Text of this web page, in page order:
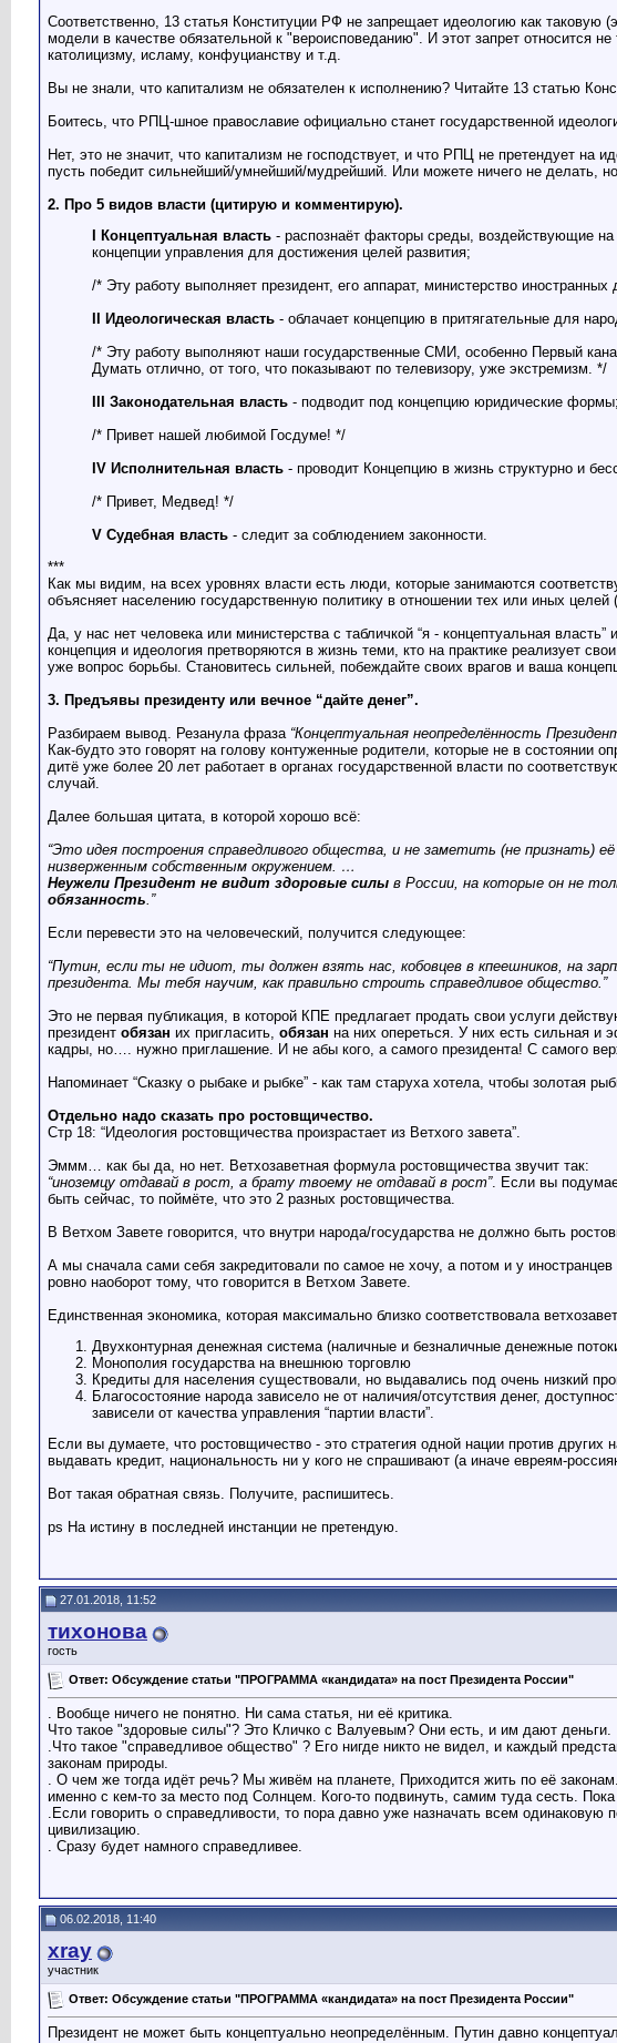
Соответственно, 13 статья Конституции РФ не запрещает идеологию как
модели в качестве обязательной к "вероисповеданию". И этот запрет относится
католицизму, исламу, конфуцианству и т.д.
Вы не знали, что капитализм не обязателен к исполнению? Читайте 13 статью
Боитесь, что РПЦ-шное православие официально станет государственной
Нет, это не значит, что капитализм не господствует, и что РПЦ не претендует
пусть победит сильнейший/умнейший/мудрейший. Или можете ничего не делать,
2. Про 5 видов власти (цитирую и комментирую).
I Концептуальная власть - распознаёт факторы среды, воздействующие
концепции управления для достижения целей развития;
/* Эту работу выполняет президент, его аппарат, министерство
II Идеологическая власть - облачает концепцию в притягательные для
/* Эту работу выполняют наши государственные СМИ, особенно Первый
Думать отлично, от того, что показывают по телевизору, уже экстремизм. */
III Законодательная власть - подводит под концепцию юридические формы;
/* Привет нашей любимой Госдуме! */
IV Исполнительная власть - проводит Концепцию в жизнь структурно и
/* Привет, Медвед! */
V Судебная власть - следит за соблюдением законности.
***
Как мы видим, на всех уровнях власти есть люди, которые занимаются
объясняет населению государственную политику в отношении тех или иных целей
Да, у нас нет человека или министерства с табличкой “я - концептуальная
концепция и идеология претворяются в жизнь теми, кто на практике реализует
уже вопрос борьбы. Становитесь сильней, побеждайте своих врагов и ваша
3. Предъявы президенту или вечное “дайте денег”.
Разбираем вывод. Резанула фраза “Концептуальная неопределённость
Как-будто это говорят на голову контуженные родители, которые не в состоянии
дитё уже более 20 лет работает в органах государственной власти по
случай.
Далее большая цитата, в которой хорошо всё:
“Это идея построения справедливого общества, и не заметить (не
низверженным собственным окружением. …
Неужели Президент не видит здоровые силы в России, на которые он не
обязанность .”
Если перевести это на человеческий, получится следующее:
“Путин, если ты не идиот, ты должен взять нас, кобовцев в кпеешников, на
президента. Мы тебя научим, как правильно строить справедливое общество.”
Это не первая публикация, в которой КПЕ предлагает продать свои услуги
президент обязан их пригласить, обязан на них опереться. У них есть сильная и
кадры, но…. нужно приглашение. И не абы кого, а самого президента! С самого
Напоминает “Сказку о рыбаке и рыбке” - как там старуха хотела, чтобы золотая
Отдельно надо сказать про ростовщичество.
Стр 18: “Идеология ростовщичества произрастает из Ветхого завета”.
Эммм… как бы да, но нет. Ветхозаветная формула ростовщичества звучит так:
“иноземцу отдавай в рост, а брату твоему не отдавай в рост”. Если вы
быть сейчас, то поймёте, что это 2 разных ростовщичества.
В Ветхом Завете говорится, что внутри народа/государства не должно быть
А мы сначала сами себя закредитовали по самое не хочу, а потом и у
ровно наоборот тому, что говорится в Ветхом Завете.
Единственная экономика, которая максимально близко соответствовала
Двухконтурная денежная система (наличные и безналичные денежные
Монополия государства на внешнюю торговлю
Кредиты для населения существовали, но выдавались под очень низкий
Благосостояние народа зависело не от наличия/отсутствия денег,
зависели от качества управления “партии власти”.
Если вы думаете, что ростовщичество - это стратегия одной нации против
выдавать кредит, национальность ни у кого не спрашивают (а иначе евреям-
Вот такая обратная связь. Получите, распишитесь.
ps На истину в последней инстанции не претендую.
27.01.2018, 11:52
тихонова
гость
Ответ: Обсуждение статьи "ПРОГРАММА «кандидата» на пост Президента России"
. Вообще ничего не понятно. Ни сама статья, ни её критика.
Что такое "здоровые силы"? Это Кличко с Валуевым? Они есть, и им дают деньги.
.Что такое "справедливое общество" ? Его нигде никто не видел, и каждый
законам природы.
. О чем же тогда идёт речь? Мы живём на планете, Приходится жить по её
именно с кем-то за место под Солнцем. Кого-то подвинуть, самим туда сесть. Пока
.Если говорить о справедливости, то пора давно уже назначать всем
цивилизацию.
. Сразу будет намного справедливее.
06.02.2018, 11:40
xray
участник
Ответ: Обсуждение статьи "ПРОГРАММА «кандидата» на пост Президента России"
Президент не может быть концептуально неопределённым. Пyтин давно